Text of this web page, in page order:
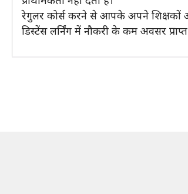
रेगुलर कोर्स करने से आपके अपने शिक्षकों
डिस्टेंस लर्निंग में नौकरी के कम अवसर